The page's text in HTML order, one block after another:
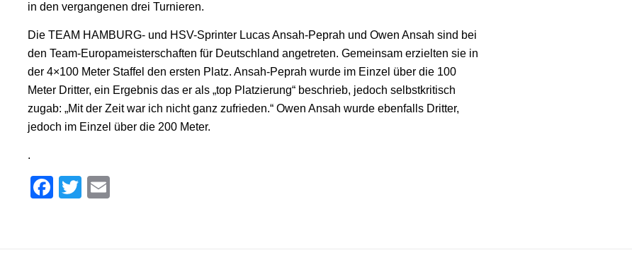
in den vergangenen drei Turnieren.
Die TEAM HAMBURG- und HSV-Sprinter Lucas Ansah-Peprah und Owen Ansah sind bei
den Team-Europameisterschaften für Deutschland angetreten. Gemeinsam erzielten sie in
der 4×100 Meter Staffel den ersten Platz. Ansah-Peprah wurde im Einzel über die 100
Meter Dritter, ein Ergebnis das er als „top Platzierung“ beschrieb, jedoch selbstkritisch
zugab: „Mit der Zeit war ich nicht ganz zufrieden.“ Owen Ansah wurde ebenfalls Dritter,
jedoch im Einzel über die 200 Meter.
.
Facebook
Twitter